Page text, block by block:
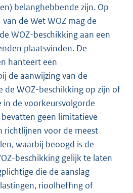
belanghebbende zijn. Op
de Wet WOZ mag de
WOZ-beschikking aan een
plaatsvinden. De
hanteert een
de aanwijzing van de
de WOZ-beschikking op zijn of
in de voorkeursvolgorde
geen limitatieve
richtlijnen voor de meest
waarbij beoogd is de
beschikking gelijk te laten
die de aanslag
rioolheffing of